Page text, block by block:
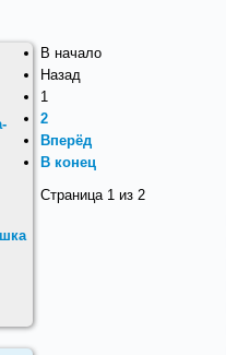
В начало
Назад
1
2
Вперёд
В конец
Страница 1 из 2